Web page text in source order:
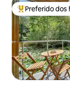
Entre os
Preferido dos